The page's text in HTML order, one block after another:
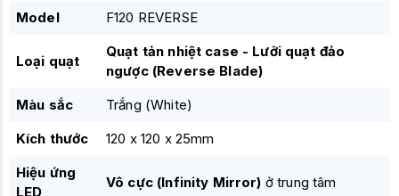
Model F120 REVERSE
Loại quạt
Quạt tản nhiệt case - Lưỡi quạt đảo
ngược (Reverse Blade)
Màu sắc
Trắng (White)
Kích thước
120 x 120 x 25mm
Hiệu ứng
LED
Vô cực (Infinity Mirror) ở trung tâm